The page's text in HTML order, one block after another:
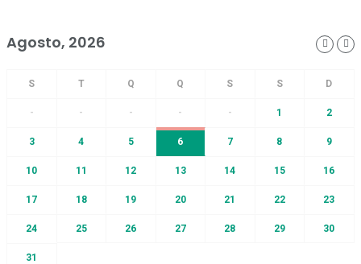
Agosto, 2026
- - - - - 1 2
3 4 5 6 7 8 9
10 11 12 13 14 15 16
17 18 19 20 21 22 23
24 25 26 27 28 29 30
31